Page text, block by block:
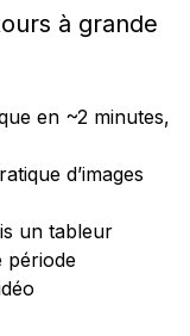
à grande
en ~2 minutes,
d’images
un tableur
période